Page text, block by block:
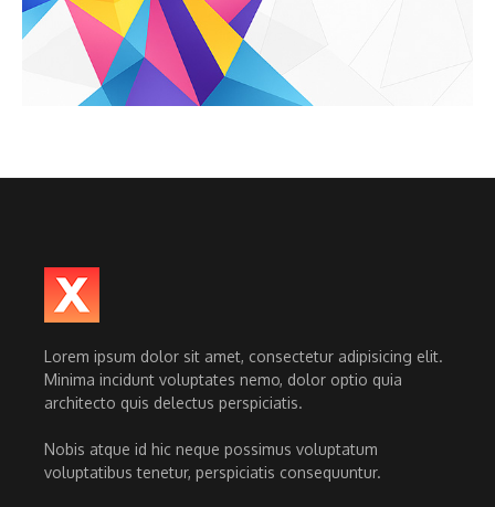
Lorem ipsum dolor sit amet, consectetur adipisicing elit.
Minima incidunt voluptates nemo, dolor optio quia
architecto quis delectus perspiciatis.
Nobis atque id hic neque possimus voluptatum
voluptatibus tenetur, perspiciatis consequuntur.